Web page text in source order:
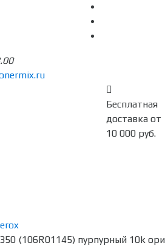
Бесплатная
доставка от
10 000 руб.
(106R01145) пурпурный 10k